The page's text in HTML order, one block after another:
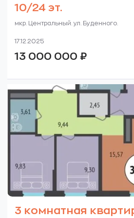
10/24 эт.
мкр. Центральный. ул. Буденного.
17.12.2025
13 000 000 ₽
3 комнатная